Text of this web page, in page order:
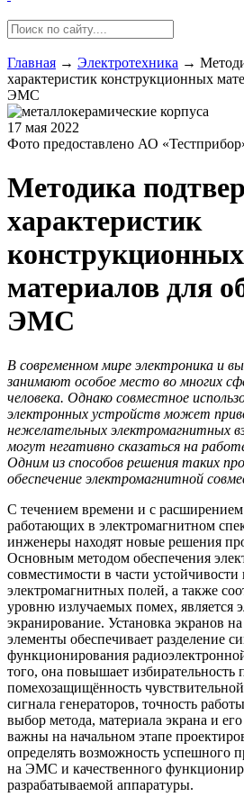
Главная → Электротехника →
характеристик конструкционных
ЭМС
17 мая 2022
Фото предоставлено АО
Методика
характеристик
конструкционных
материалов для
ЭМС
В современном мире электроника и
занимают особое место во многих
человека. Однако совместное
электронных устройств может
нежелательных электромагнитных
могут негативно сказаться на
Одним из способов решения таких
обеспечение электромагнитной
С течением времени и с расширением
работающих в электромагнитном
инженеры находят новые решения
Основным методом обеспечения
совместимости в части
электромагнитных полей, а также
уровню излучаемых помех, является
экранирование. Установка экранов
элементы обеспечивает разделение
функционирования
того, она повышает избирательность
помехозащищённость
сигнала генераторов, точность
выбор метода, материала экрана и
важны на начальном этапе
определять возможность успешного
на ЭМС и качественного
разрабатываемой аппаратуры.